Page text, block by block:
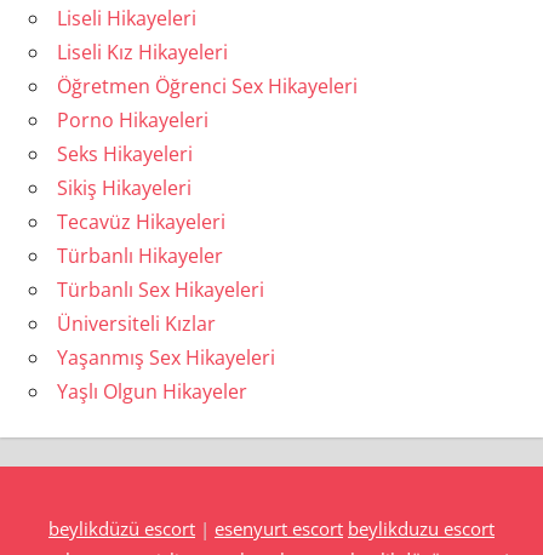
Liseli Hikayeleri
Liseli Kız Hikayeleri
Öğretmen Öğrenci Sex Hikayeleri
Porno Hikayeleri
Seks Hikayeleri
Sikiş Hikayeleri
Tecavüz Hikayeleri
Türbanlı Hikayeler
Türbanlı Sex Hikayeleri
Üniversiteli Kızlar
Yaşanmış Sex Hikayeleri
Yaşlı Olgun Hikayeler
beylikdüzü escort | esenyurt escort beylikduzu escort